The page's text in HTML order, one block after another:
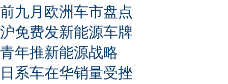
前九月欧洲车市盘点
沪免费发新能源车牌
青年推新能源战略
日系车在华销量受挫